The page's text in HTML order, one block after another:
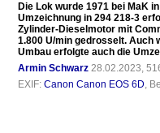
Die Lok wurde 1971 bei MaK
Umzeichnung in 294 218-3
Zylinder-Dieselmotor mit
1.800 U/min gedrosselt. Auch
Umbau erfolgte auch die
Armin Schwarz 28.02.2023,
EXIF: Canon Canon EOS 6D,